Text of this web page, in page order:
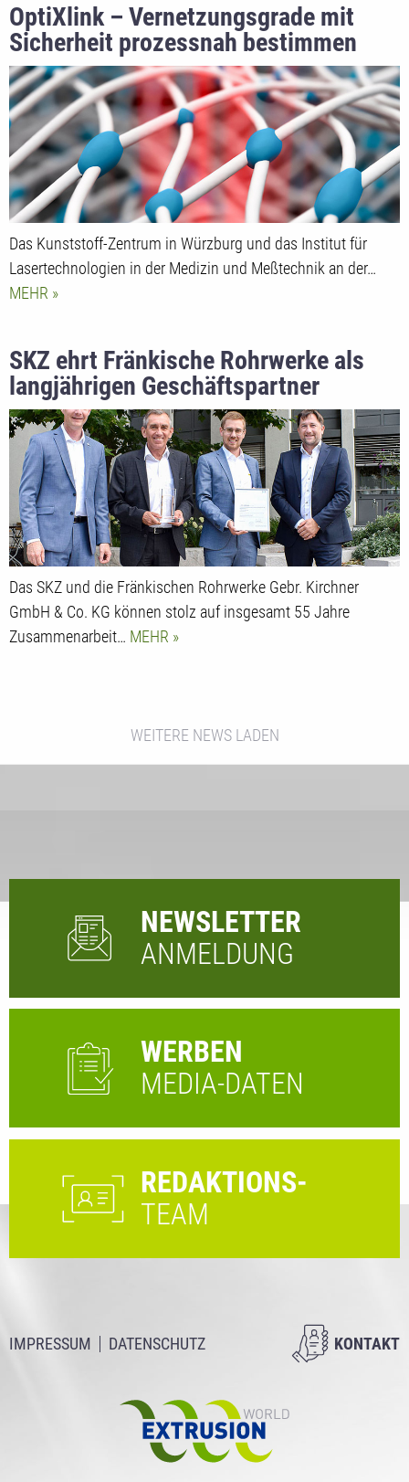
OptiXlink – Vernetzungsgrade mit
Sicherheit prozessnah bestimmen
Das Kunststoff-Zentrum in Würzburg und das Institut für
Lasertechnologien in der Medizin und Meßtechnik an der…
MEHR
SKZ ehrt Fränkische Rohrwerke als
langjährigen Geschäftspartner
Das SKZ und die Fränkischen Rohrwerke Gebr. Kirchner
GmbH & Co. KG können stolz auf insgesamt 55 Jahre
Zusammenarbeit… MEHR
WEITERE NEWS LADEN
NEWSLETTER
ANMELDUNG
WERBEN
MEDIA-DATEN
REDAKTIONS-
TEAM
IMPRESSUM DATENSCHUTZ KONTAKT